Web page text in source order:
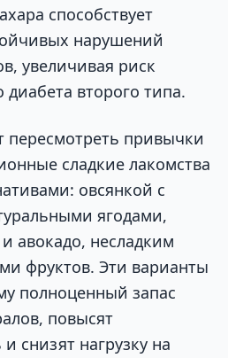
способствует
нарушений
увеличивая риск
диабета второго типа.
пересмотреть привычки
сладкие лакомства
овсянкой с
ягодами,
авокадо, несладким
фруктов. Эти варианты
полноценный запас
повысят
снизят нагрузку на